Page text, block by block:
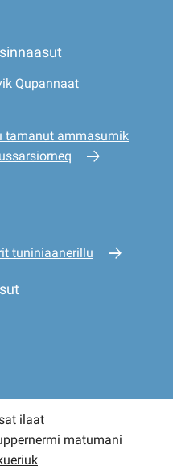
Qupannaat
tamanut ammasumik
tuniniaanerillu
ilaat
matumani